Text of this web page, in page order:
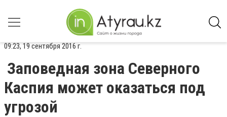
09:23, 19 сентября 2016 г.
Заповедная зона Северного
Каспия может оказаться под
угрозой